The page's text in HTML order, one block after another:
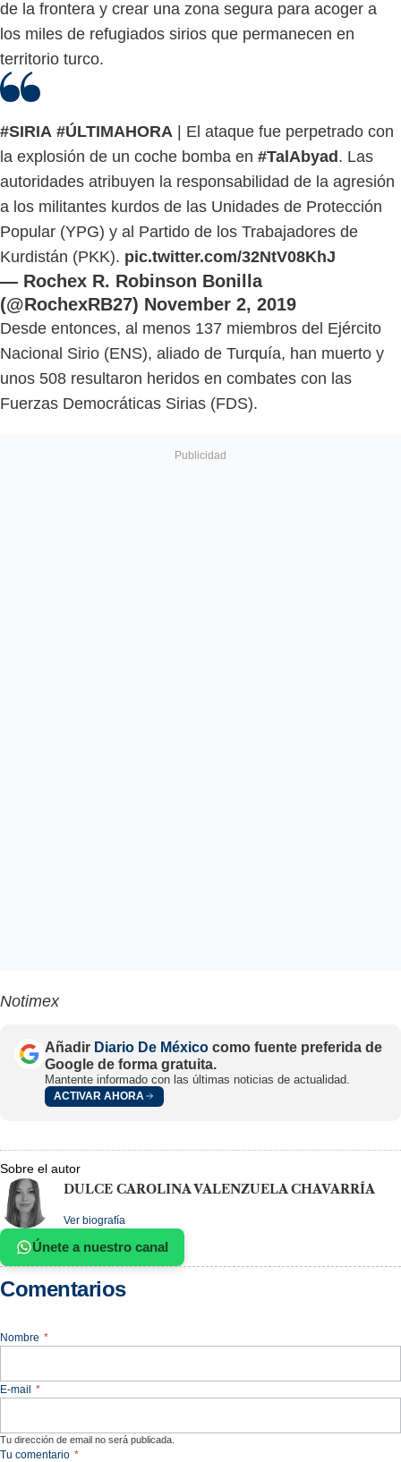
de la frontera y crear una zona segura para acoger a
los miles de refugiados sirios que permanecen en
territorio turco.
#SIRIA #ÚLTIMAHORA | El ataque fue perpetrado con
la explosión de un coche bomba en #TalAbyad. Las
autoridades atribuyen la responsabilidad de la agresión
a los militantes kurdos de las Unidades de Protección
Popular (YPG) y al Partido de los Trabajadores de
Kurdistán (PKK). pic.twitter.com/32NtV08KhJ
— Rochex R. Robinson Bonilla
(@RochexRB27) November 2, 2019
Desde entonces, al menos 137 miembros del Ejército
Nacional Sirio (ENS), aliado de Turquía, han muerto y
unos 508 resultaron heridos en combates con las
Fuerzas Democráticas Sirias (FDS).
Notimex
Añadir Diario De México como fuente preferida de
Google de forma gratuita.
Mantente informado con las últimas noticias de actualidad.
ACTIVAR AHORA
Sobre el autor
DULCE CAROLINA VALENZUELA CHAVARRÍA
Ver biografía
Únete a nuestro canal
Comentarios
Nombre *
E-mail *
Tu dirección de email no será publicada.
Tu comentario *